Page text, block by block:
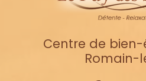
Centre de
Romain-